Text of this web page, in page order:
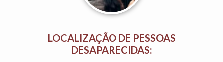
LOCALIZAÇÃO DE PESSOAS
DESAPARECIDAS: